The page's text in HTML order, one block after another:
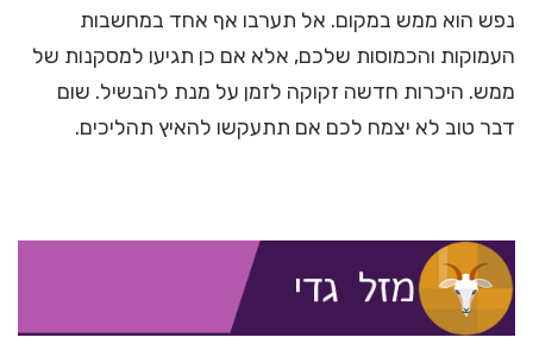
נפש הוא ממש במקום. אל תערבו אף אחד במחשבות
העמוקות והכמוסות שלכם, אלא אם כן תגיעו למסקנות של
ממש. היכרות חדשה זקוקה לזמן על מנת להבשיל. שום
דבר טוב לא יצמח לכם אם תתעקשו להאיץ תהליכים.